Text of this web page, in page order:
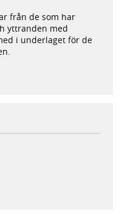
från de som har
yttranden med
i underlaget för de
extern webbplats,
webbplats,
extern webbplats,